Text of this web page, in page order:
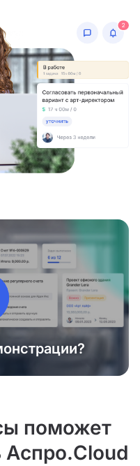
поможет
Аспро.Cloud